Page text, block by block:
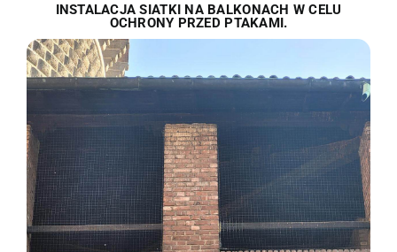
INSTALACJA SIATKI NA BALKONACH W CELU
OCHRONY PRZED PTAKAMI.